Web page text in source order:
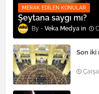
MERAK EDILEN KONULAR
Şeytana saygı mı?
Veka Medya
Son iki